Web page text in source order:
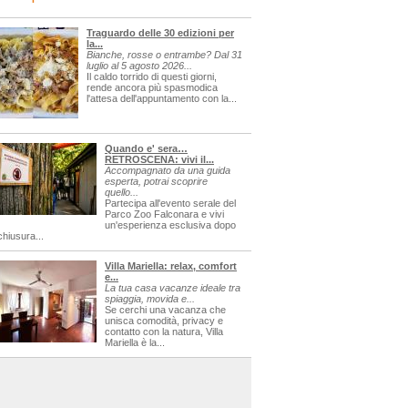
Traguardo delle 30 edizioni per
la...
Bianche, rosse o entrambe? Dal 31
luglio al 5 agosto 2026...
Il caldo torrido di questi giorni,
rende ancora più spasmodica
l'attesa dell'appuntamento con la...
Quando e' sera…
RETROSCENA: vivi il...
Accompagnato da una guida
esperta, potrai scoprire
quello...
Partecipa all'evento serale del
Parco Zoo Falconara e vivi
un'esperienza esclusiva dopo
Villa Mariella: relax, comfort
e...
La tua casa vacanze ideale tra
spiaggia, movida e...
Se cerchi una vacanza che
unisca comodità, privacy e
contatto con la natura, Villa
Mariella è la...